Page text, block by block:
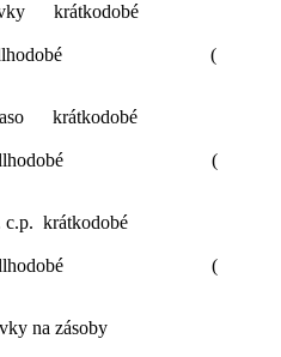
krátkodobé
dlhodobé (
inkaso krátkodobé
dlhodobé (
c.p. krátkodobé
dlhodobé (
na zásoby